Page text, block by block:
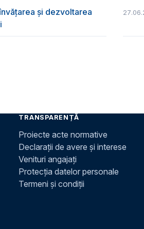
și dezvoltarea
TRANSPARENȚĂ
Proiecte acte normative
Declarații de avere și interese
Venituri angajați
Protecția datelor personale
Termeni și condiții